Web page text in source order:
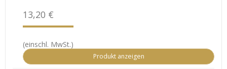
13,20 €
(einschl. MwSt.)
Produkt anzeigen